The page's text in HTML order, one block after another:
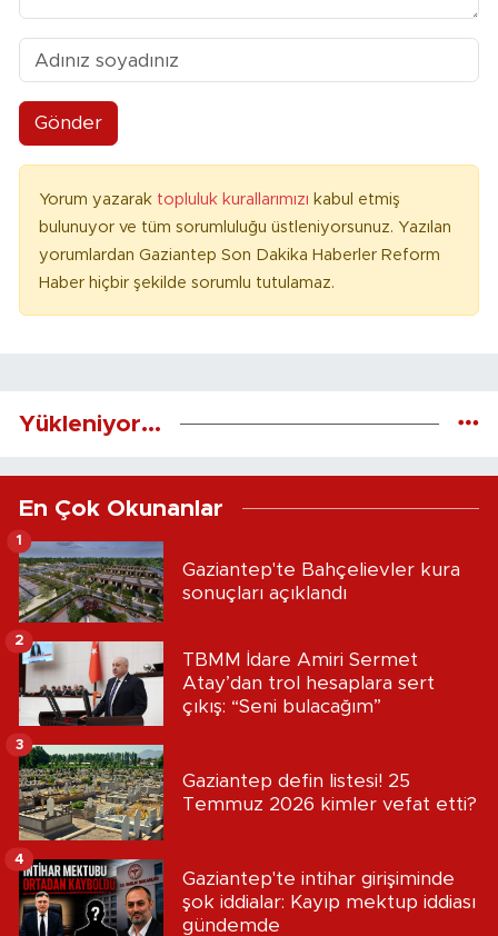
Gönder
Yorum yazarak topluluk kurallarımızı kabul etmiş
bulunuyor ve tüm sorumluluğu üstleniyorsunuz. Yazılan
yorumlardan Gaziantep Son Dakika Haberler Reform
Haber hiçbir şekilde sorumlu tutulamaz.
Yükleniyor...
En Çok Okunanlar
Gaziantep'te Bahçelievler kura
sonuçları açıklandı
1
TBMM İdare Amiri Sermet
Atay’dan trol hesaplara sert
çıkış: “Seni bulacağım”
2
Gaziantep defin listesi! 25
Temmuz 2026 kimler vefat etti?
3
Gaziantep'te intihar girişiminde
şok iddialar: Kayıp mektup iddiası
gündemde
4